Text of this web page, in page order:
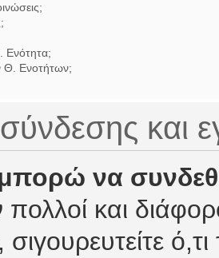
Ενότητα;
Θ. Ενοτήτων;
και
μπορώ να
και